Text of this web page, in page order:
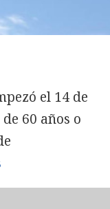
el 14 de
60 años o